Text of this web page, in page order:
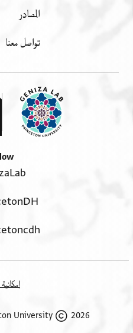
المصادر
تواصل معنا
2026 The Trustees of Princeton University